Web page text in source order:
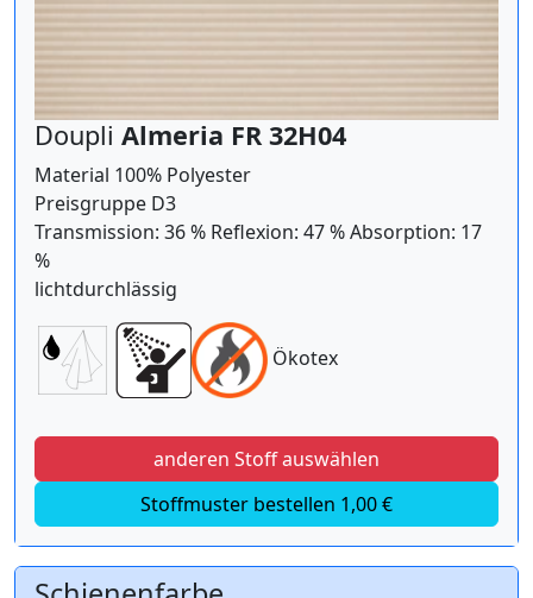
Doupli Almeria FR 32H04
Material 100% Polyester
Preisgruppe D3
Transmission: 36 % Reflexion: 47 % Absorption: 17
%
lichtdurchlässig
Ökotex
anderen Stoff auswählen
Stoffmuster bestellen 1,00 €